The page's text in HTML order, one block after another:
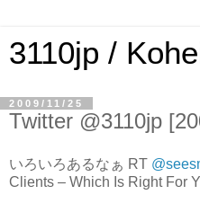
3110jp /
2009/11/25
Twitter @3110jp
いろいろあるなぁ RT
Clients – Which Is Right For